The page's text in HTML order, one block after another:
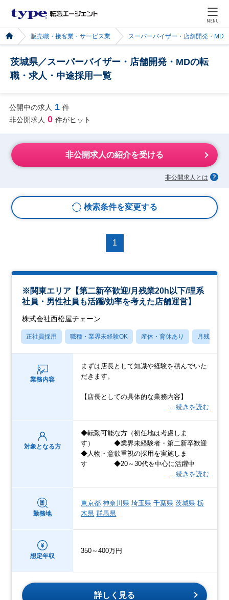
MENU
販売職・接客業・サービス業 スーパーバイザー・店舗開発・MD
茨城県／スーパーバイザー・店舗開発・MDの転
職・求人・中途採用一覧
公開中の求人 1 件
非公開求人 0 件がヒット
非公開求人の紹介を受ける
非公開求人とは
検索条件を変更する
1
※関東エリア【第二新卒歓迎/月残業20h以下/理系
社員・男性社員も活躍/効率を考えた店舗運営】
株式会社西松屋チェーン
正社員採用 職種・業界未経験OK 産休・育休あり 月残業20
業務内容
まずは店長として知識や経験を積んでいた
だきます。
【店長としての具体的な業務内容】
…続きを読む
対象となる方
◆転勤可能な方（初任地は考慮しま
す） ◆業界未経験者・第二新卒歓迎
◆人物・意欲重視の採用を実施しま
す ◆20～30代を中心に活躍中
…続きを読む
勤務地
東京都 神奈川県 埼玉県 千葉県 茨城県 栃
木県 群馬県
想定年収
350～400万円
詳しく見る